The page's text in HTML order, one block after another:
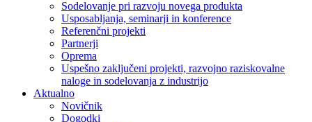
Sodelovanje pri razvoju novega produkta
Usposabljanja, seminarji in konference
Referenčni projekti
Partnerji
Oprema
Uspešno zaključeni projekti, razvojno raziskovalne
naloge in sodelovanja z industrijo
Aktualno
Novičnik
Dogodki